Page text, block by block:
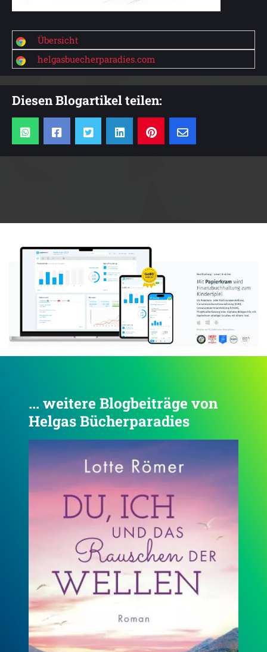
Übersicht
helgasbuecherparadies.com
Diesen Blogartikel teilen:
... weitere Blogbeiträge von
Helgas Bücherparadies